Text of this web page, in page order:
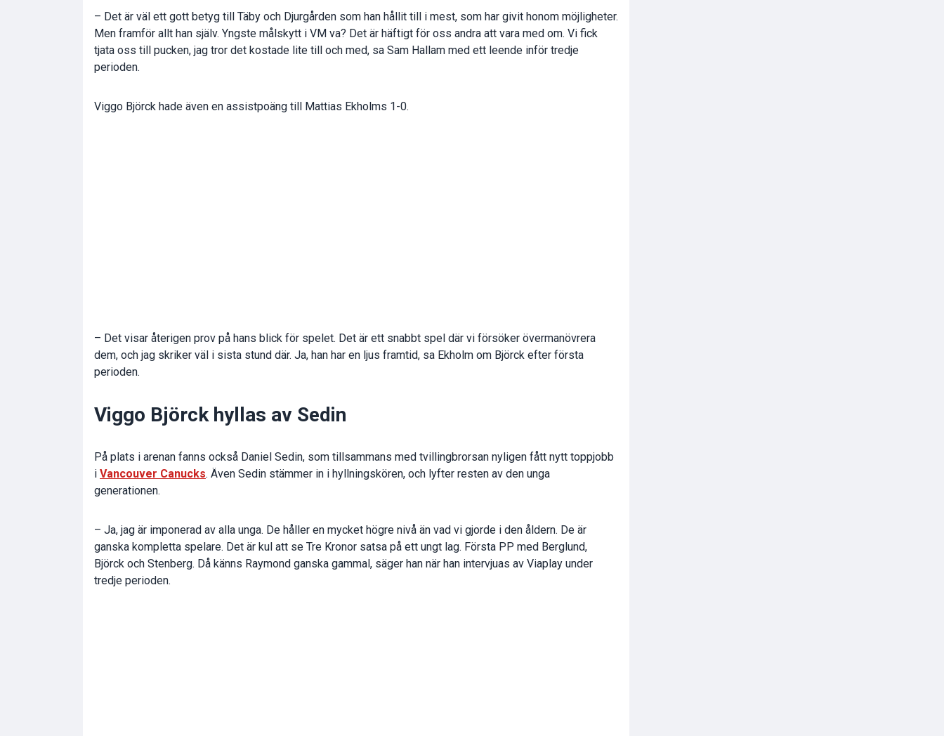
– Det är väl ett gott betyg till Täby och Djurgården som han hållit till i mest, som har givit honom möjligheter.
Men framför allt han själv. Yngste målskytt i VM va? Det är häftigt för oss andra att vara med om. Vi fick
tjata oss till pucken, jag tror det kostade lite till och med, sa Sam Hallam med ett leende inför tredje
perioden.
Viggo Björck hade även en assistpoäng till Mattias Ekholms 1-0.
– Det visar återigen prov på hans blick för spelet. Det är ett snabbt spel där vi försöker övermanövrera
dem, och jag skriker väl i sista stund där. Ja, han har en ljus framtid, sa Ekholm om Björck efter första
perioden.
Viggo Björck hyllas av Sedin
På plats i arenan fanns också Daniel Sedin, som tillsammans med tvillingbrorsan nyligen fått nytt toppjobb
i Vancouver Canucks. Även Sedin stämmer in i hyllningskören, och lyfter resten av den unga
generationen.
– Ja, jag är imponerad av alla unga. De håller en mycket högre nivå än vad vi gjorde i den åldern. De är
ganska kompletta spelare. Det är kul att se Tre Kronor satsa på ett ungt lag. Första PP med Berglund,
Björck och Stenberg. Då känns Raymond ganska gammal, säger han när han intervjuas av Viaplay under
tredje perioden.